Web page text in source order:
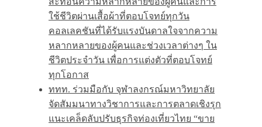
ใช้ชีวิตผ่านเสื้อผ้าที่ตอบโจทย์ทุกวัน
คอลเลคชันที่ได้รับแรงบันดาลใจจากความ
หลากหลายของผู้คนและช่วงเวลาต่างๆ ใน
ชีวิตประจำวัน เพื่อการแต่งตัวที่ตอบโจทย์
ทุกโอกาส
ททท. ร่วมมือกับ จุฬาลงกรณ์มหาวิทยาลัย
จัดสัมมนาทางวิชาการและการตลาดเชิงรุก
แนะเคล็ดลับปรับธุรกิจท่องเที่ยวไทย “ขาย